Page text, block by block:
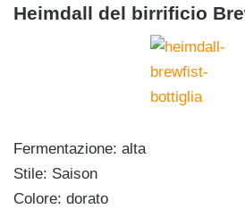
Heimdall del birrificio
Fermentazione: alta
Stile: Saison
Colore: dorato